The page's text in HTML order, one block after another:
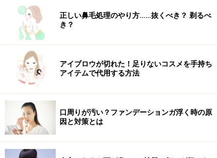
うためにいろいろな身支度や心構えが必要だから、それ
を準備するのが面倒に思えてしまうのでしょう。
もちろん、自分を良く思ってもらうためには、それなり
の自己演出も必要です。でもこれにはエネルギーが必要
ですよね。
元気がないときは気楽な友人と会おう
正しい鼻毛処理のやり方……抜くべき？ 剃るべ
き？
アイブロウが切れた！足りないコスメを手持ち
アイテムで代用する方法
口周りが汚い？ファンデーションガ浮く時の原
因と対策とは